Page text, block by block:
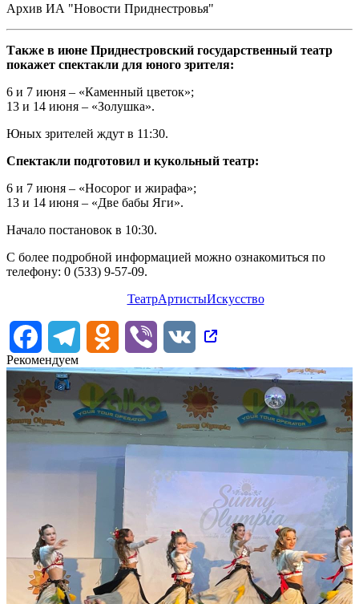
Архив ИА "Новости Приднестровья"
Также в июне Приднестровский государственный театр
покажет спектакли для юного зрителя:
6 и 7 июня – «Каменный цветок»;
13 и 14 июня – «Золушка».
Юных зрителей ждут в 11:30.
Спектакли подготовил и кукольный театр:
6 и 7 июня – «Носорог и жирафа»;
13 и 14 июня – «Две бабы Яги».
Начало постановок в 10:30.
С более подробной информацией можно ознакомиться по
телефону: 0 (533) 9-57-09.
ТеатрАртистыИскусство
FacebookTelegram Odnoklassniki
Viber
VK
Рекомендуем